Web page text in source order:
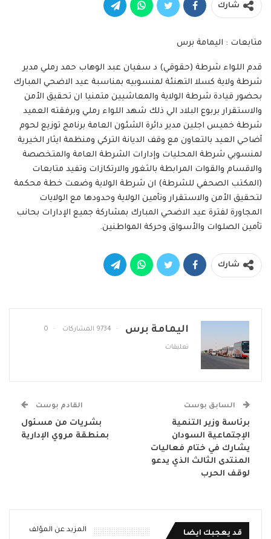
شارك
متابعات : اليمامة برس
قدم اللواء شرطة (حقوقي) د سفيان عبد الوهاب حمد رملي مدير
شرطة ولاية كسلا التهنئة لمنسوبيه بمناسبة عيد الاضحي المبارك
بحضور قيادة شرطة الولاية والمعاشيين متمنيا ان تحقيق الأمن
والاستقرار بربوع البلاد الي ذلك شهد اللواء رملي وبرفقته العميد
شرطة خميس اجلين مدير دائرة الشئون العامة برنامج توزيع لحوم
أضاحي العيد بالتعاون مع وقف الديانة التركي ومنظمة ايثار الخيرية
لمنسوبي شرطة المحليات وإدارات الشرطة العامة والمتخصصة
والاقسام والقوات المرابطة بالثغور والارتكازات وتفيد متابعات
(المكتب الصحفي للشرطة) ان شرطة الولاية وضعت خطة محكمة
لتحقيق الأمن والاستقرار وتأمين الولاية وحدودها مع الولايات
المجاورة لفترة عيد الاضحي المبارك بمشاركة جميع الإدارات بحانب
تأمين الصلوات والأسواق وحركة المواطنين.
شارك
اليمامة برس 9734 المشاركات 0
تعليقات
السابق بوست
برئاسة وزير التنمية
الإجتماعية السودان
يشارك في ختام فعاليات
المنتدى الثالث الذي يدعو
لوقف الحرب
القادم بوست
بشريات من مسئول
بمنطقة مروي الإدارية
قد يعجبك ايضا المزيد عن المؤلف